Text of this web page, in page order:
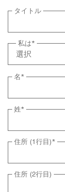
タイトル
私は*
名*
姓*
住所 (1行目)*
住所 (2行目)